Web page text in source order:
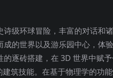
级环球冒险，丰富的对话和
的世界以及游乐园中心，体验
逐砖搭建，在 3D 世界中赋予
筑技能。在基于物理学的功